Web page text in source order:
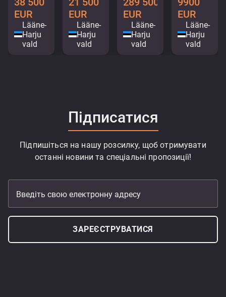
EUR
Lääne-
Harju
vald
EUR
Lääne-
Harju
vald
EUR
Lääne-
Harju
vald
EUR
Lääne-
Harju
vald
Підписатися
Підпишіться на нашу розсилку, щоб отримувати
останні новини та спеціальні пропозиції!
Введіть свою електронну адресу
ЗАРЕЄСТРУВАТИСЯ